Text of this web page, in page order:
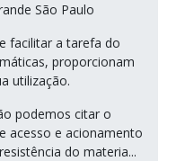
São Paulo
facilitar a tarefa do
proporcionam
utilização.
podemos citar o
acesso e acionamento
do materia...